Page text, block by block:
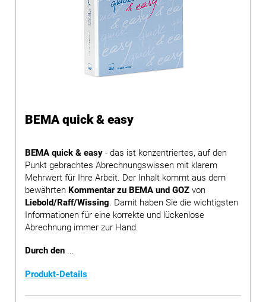
BEMA quick & easy
BEMA quick & easy - das ist konzentriertes, auf den
Punkt gebrachtes Abrechnungswissen mit klarem
Mehrwert für Ihre Arbeit. Der Inhalt kommt aus dem
bewährten Kommentar zu BEMA und GOZ von
Liebold/Raff/Wissing. Damit haben Sie die wichtigsten
Informationen für eine korrekte und lückenlose
Abrechnung immer zur Hand.
Durch den ...
Produkt-Details